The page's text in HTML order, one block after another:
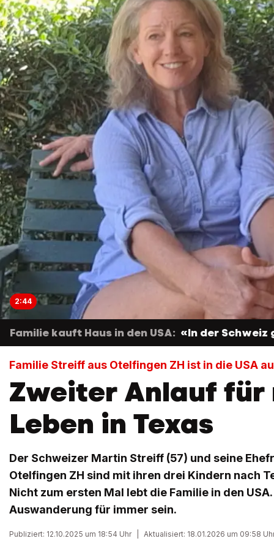
2:44
Familie kauft Haus in den USA: «In der Schweiz
Familie Streiff aus Otelfingen ZH ist in die USA
Zweiter Anlauf für
Leben in Texas
Der Schweizer Martin Streiff (57) und seine
Otelfingen ZH sind mit ihren drei Kindern nach
Nicht zum ersten Mal lebt die Familie in den
Auswanderung für immer sein.
Publiziert: 12.10.2025 um 18:54 Uhr Aktualisiert: 18.01.2026 um 09:58